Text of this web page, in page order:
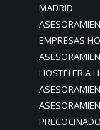
MADRID
EMPRESAS
HOSTELERIA